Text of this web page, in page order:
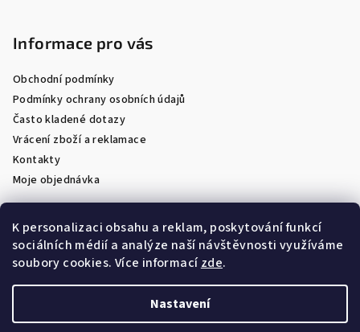
K personalizaci obsahu a reklam, poskytování funkcí
sociálních médií a analýze naší návštěvnosti využíváme
soubory cookies. Více informacízde.
Nastavení
Informace pro vás
Obchodní podmínky
Podmínky ochrany osobních údajů
Často kladené dotazy
Vrácení zboží a reklamace
Kontakty
Moje objednávka
Facebook